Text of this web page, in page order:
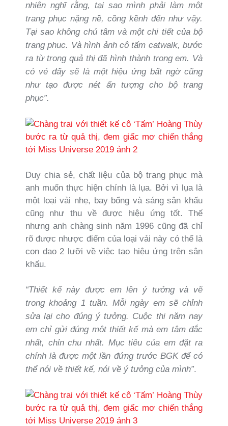
nhiên nghĩ rằng, tại sao mình phải làm một
trang phục nặng nề, cồng kềnh đến như vậy.
Tại sao không chú tâm và một chi tiết của bộ
trang phuc. Và hình ảnh cô tấm catwalk, bước
ra từ trong quả thị đã hình thành trong em. Và
có vẻ đấy sẽ là một hiệu ứng bất ngờ cũng
như tạo được nét ấn tượng cho bộ trang
phục”.
Duy chia sẻ, chất liệu của bộ trang phục mà
anh muốn thực hiện chính là lụa. Bởi vì lụa là
một loại vải nhẹ, bay bổng và sáng sân khấu
cũng như thu về được hiệu ứng tốt. Thế
nhưng anh chàng sinh năm 1996 cũng đã chỉ
rõ được nhược điểm của loại vải này có thể là
con dao 2 lưỡi về việc tạo hiệu ứng trên sân
khấu.
“Thiết kế này được em lên ý tưởng và vẽ
trong khoảng 1 tuần. Mỗi ngày em sẽ chỉnh
sửa lại cho đúng ý tưởng. Cuộc thi năm nay
em chỉ gửi đúng một thiết kế mà em tâm đắc
nhất, chỉn chu nhất. Mục tiêu của em đặt ra
chính là được một lần đứng trước BGK để có
thể nói về thiết kế, nói về ý tưởng của mình”.